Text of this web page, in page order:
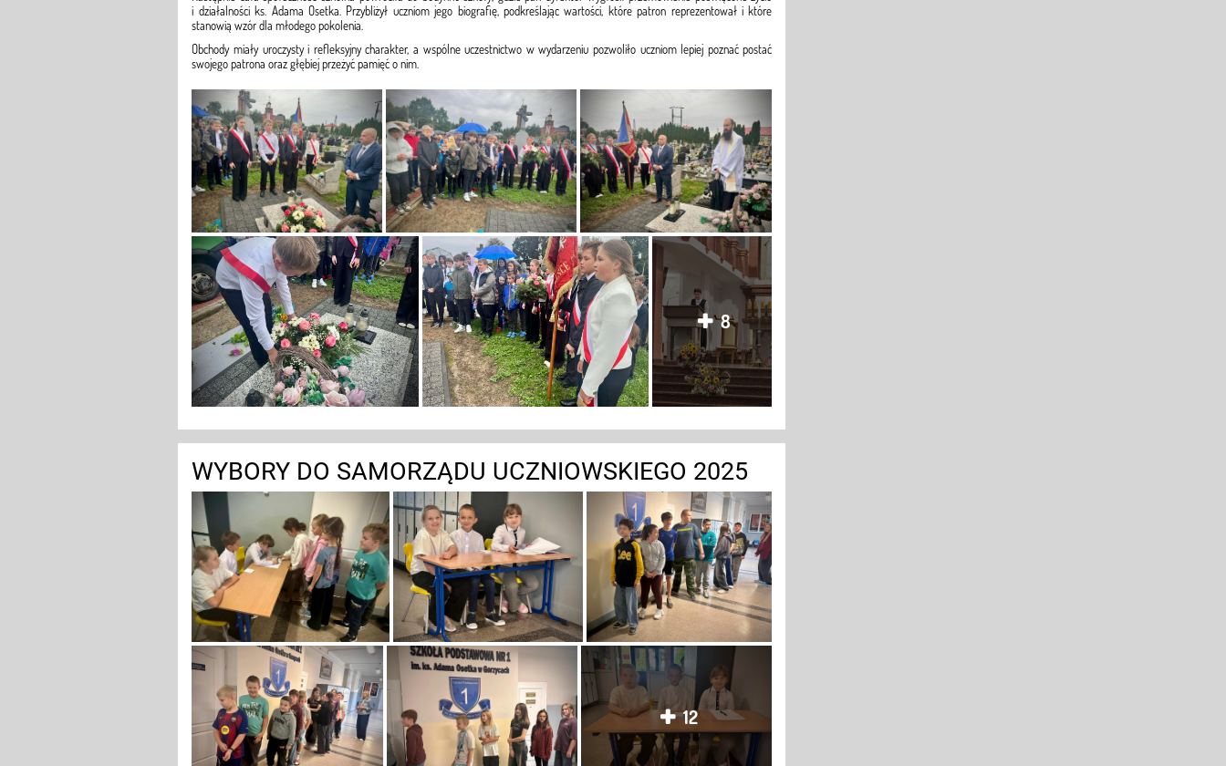
i działalności ks. Adama Osetka. Przybliżył uczniom jego biografię, podkreślając wartości, które patron reprezentował i które
stanowią wzór dla młodego pokolenia.
Obchody miały uroczysty i refleksyjny charakter, a wspólne uczestnictwo w wydarzeniu pozwoliło uczniom lepiej poznać postać
swojego patrona oraz głębiej przeżyć pamięć o nim.
8
WYBORY DO SAMORZĄDU UCZNIOWSKIEGO 2025
12